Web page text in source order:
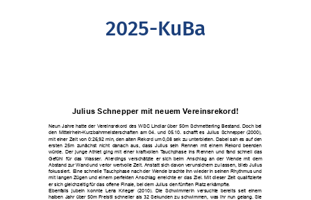
2025-KuBa
Julius Schnepper mit neuem Vereinsrekord!
Neun Jahre hatte der Vereinsrekord des WSC Lindlar über 50m Schmetterling Bestand. Doch bei
den
Mittelrhein-Kurzbahnmeisterschaften am 04. und 05.10. schafft es Julius Schnepper (2000),
mit einer Zeit von 0:26,92 min, den alten Rekord um 0,08 sek zu unterbieten. Dabei sah es auf den
ersten 25m zunächst nicht danach aus, dass Julius sein Rennen mit einem Rekord beenden
würde.
Der junge Athlet ging mit einer kraftvollen Tauchphase ins Rennen und fand schnell das
Gefühl
für das Wasser. Allerdings verschätzte er sich beim Anschlag an der Wende mit dem
Abstand zur Wand und verlor wertvolle Zeit. Anstatt sich davon verunsichern zu lassen, blieb Julius
fokussiert.
Eine schnelle Tauchphase nach der Wende brachte ihn wieder in seinen Rhythmus und
mit
langen Zügen und einem perfekten Anschlag erreichte er das Ziel. Mit dieser Zeit qualifizierte
er sich gleichzeitig für das offene Finale, bei dem Julius den fünften Platz erkämpfte.
Ebenfalls
jubeln konnte Lena Krieger (2010). Die Schwimmerin versuchte bereits seit
einem
halben Jahr über 50m Freistil schneller als 32 Sekunden zu schwimmen, was ihr nun gelang. Sie